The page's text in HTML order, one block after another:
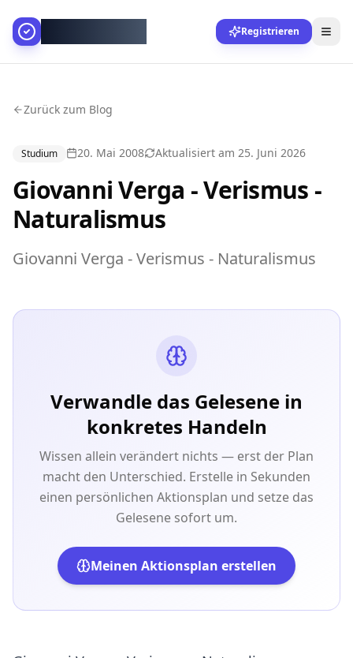
Registrieren
Zurück zum Blog
Studium 20. Mai 2008 Aktualisiert am 25. Juni 2026
Giovanni Verga - Verismus -
Naturalismus
Giovanni Verga - Verismus - Naturalismus
Verwandle das Gelesene in
konkretes Handeln
Wissen allein verändert nichts — erst der Plan
macht den Unterschied. Erstelle in Sekunden
einen persönlichen Aktionsplan und setze das
Gelesene sofort um.
Meinen Aktionsplan erstellen